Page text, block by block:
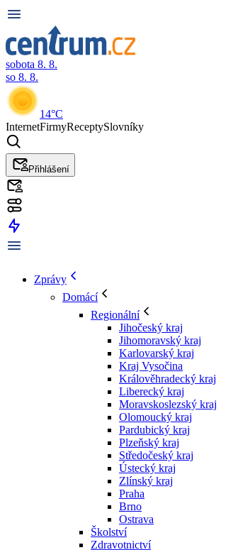
sobota 8. 8.
so 8. 8.
14°C
InternetFirmyReceptySlovníky
Přihlášení
Zprávy
Domácí
Regionální
Jihočeský kraj
Jihomoravský kraj
Karlovarský kraj
Kraj Vysočina
Králověhradecký kraj
Liberecký kraj
Moravskoslezský kraj
Olomoucký kraj
Pardubický kraj
Plzeňský kraj
Středočeský kraj
Ústecký kraj
Zlínský kraj
Praha
Brno
Ostrava
Školství
Zdravotnictví